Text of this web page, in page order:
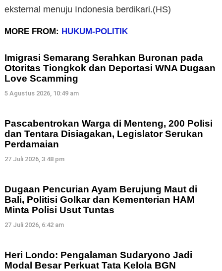
eksternal menuju Indonesia berdikari.(HS)
MORE FROM: HUKUM-POLITIK
Imigrasi Semarang Serahkan Buronan pada
Otoritas Tiongkok dan Deportasi WNA Dugaan
Love Scamming
5 Agustus 2026, 10:49 am
Pascabentrokan Warga di Menteng, 200 Polisi
dan Tentara Disiagakan, Legislator Serukan
Perdamaian
27 Juli 2026, 3:48 pm
Dugaan Pencurian Ayam Berujung Maut di
Bali, Politisi Golkar dan Kementerian HAM
Minta Polisi Usut Tuntas
27 Juli 2026, 6:42 am
Heri Londo: Pengalaman Sudaryono Jadi
Modal Besar Perkuat Tata Kelola BGN